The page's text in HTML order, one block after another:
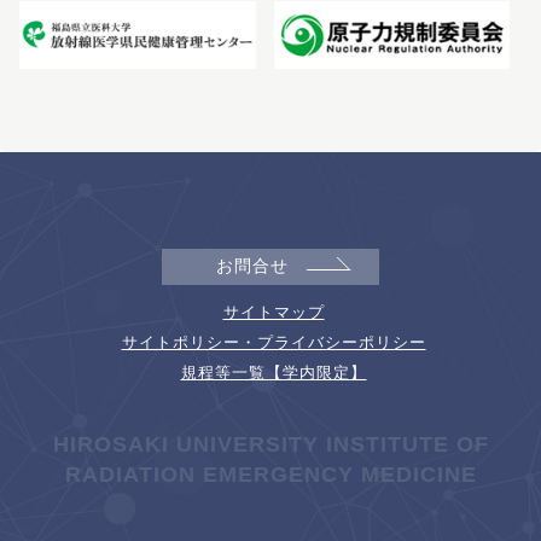
お問合せ
サイトマップ
サイトポリシー・プライバシーポリシー
規程等一覧【学内限定】
HIROSAKI UNIVERSITY INSTITUTE OF
RADIATION EMERGENCY MEDICINE